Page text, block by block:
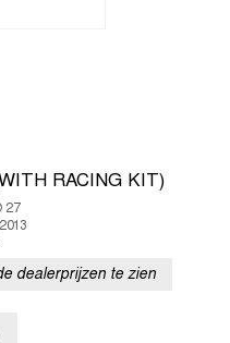
RACING KIT)
27
dealerprijzen te zien